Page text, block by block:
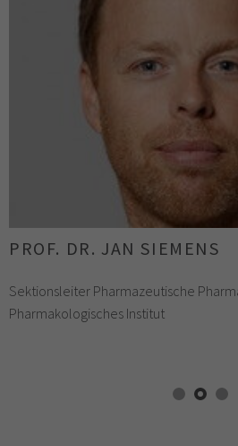
MARLENE SCHEFFOLD
Studentin im Studiengang "HeiCuMed"
medizinischen Fakultät Heidelberg